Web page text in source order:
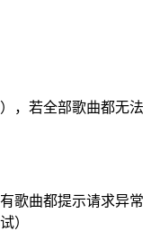
，若全部歌曲都无法
歌曲都提示请求异常
）